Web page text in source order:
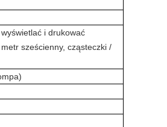
i drukować
sześcienny, cząsteczki /